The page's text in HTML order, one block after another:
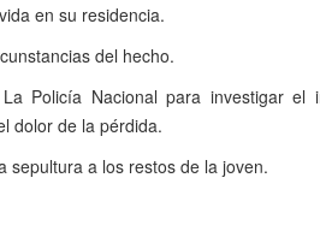
en su residencia.
del hecho.
Policía Nacional para investigar el
dolor de la pérdida.
sepultura a los restos de la joven.